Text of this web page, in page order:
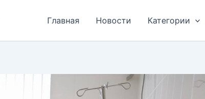
Главная Новости Категории